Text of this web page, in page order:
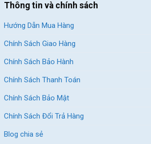
Thông tin và chính sách
Hướng Dẫn Mua Hàng
Chính Sách Giao Hàng
Chính Sách Bảo Hành
Chính Sách Thanh Toán
Chính Sách Bảo Mật
Chính Sách Đổi Trả Hàng
Blog chia sẻ